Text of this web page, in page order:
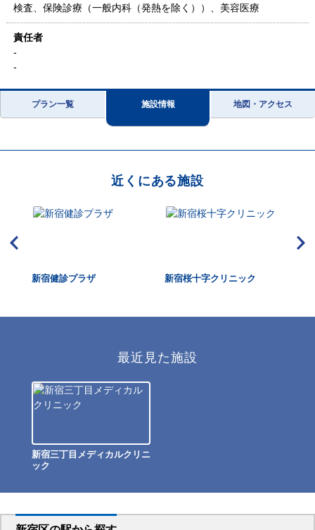
検査、保険診療（一般内科（発熱を除く））、美容医療
責任者
‐
‐
プラン一覧 施設情報 地図・アクセス
近くにある施設
新宿健診プラザ 新宿桜十字クリニック
最近見た施設
新宿三丁目メディカルクリニ
ック